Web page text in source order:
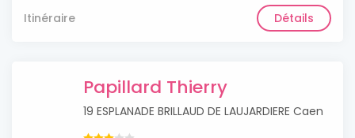
Itinéraire Détails
Papillard Thierry
19 ESPLANADE BRILLAUD DE LAUJARDIERE Caen